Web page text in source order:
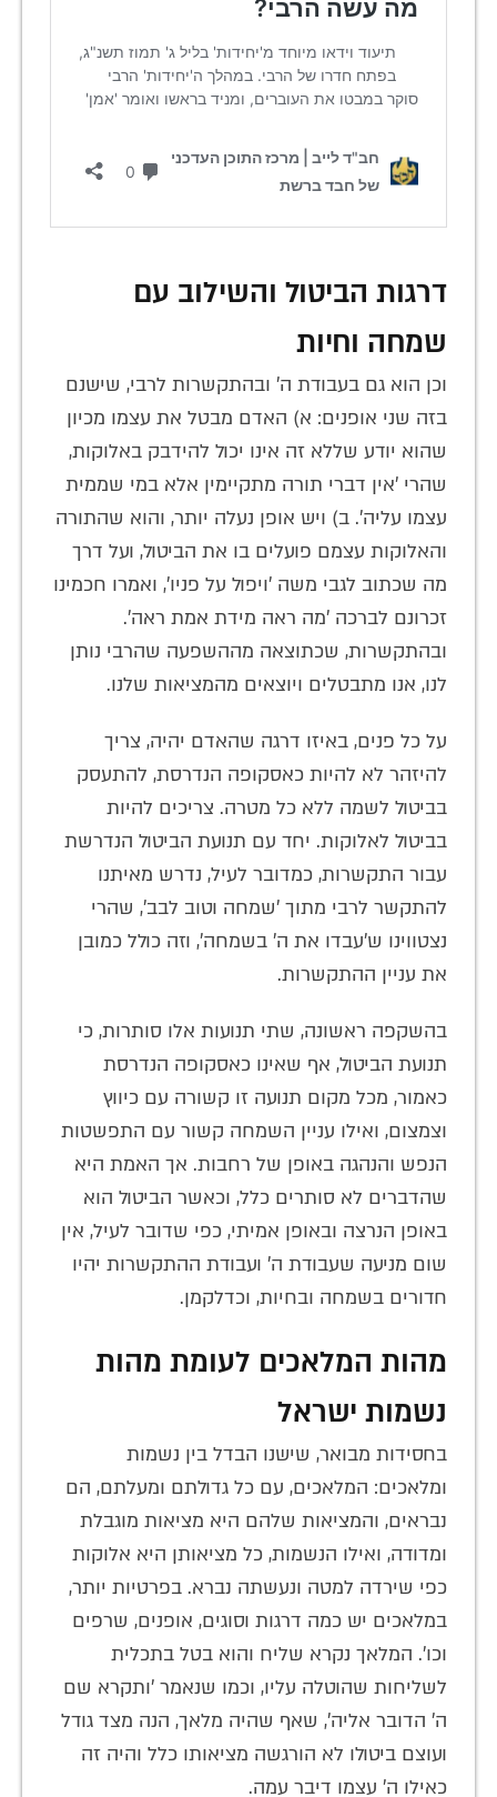
דרגות הביטול והשילוב עם
שמחה וחיות
וכן הוא גם בעבודת ה' ובהתקשרות לרבי, שישנם
בזה שני אופנים: א) האדם מבטל את עצמו מכיון
שהוא יודע שללא זה אינו יכול להידבק באלוקות,
שהרי 'אין דברי תורה מתקיימין אלא במי שממית
עצמו עליה'. ב) ויש אופן נעלה יותר, והוא שהתורה
והאלוקות עצמם פועלים בו את הביטול, ועל דרך
מה שכתוב לגבי משה 'ויפול על פניו', ואמרו חכמינו
זכרונם לברכה 'מה ראה מידת אמת ראה'.
ובהתקשרות, שכתוצאה מההשפעה שהרבי נותן
לנו, אנו מתבטלים ויוצאים מהמציאות שלנו.
על כל פנים, באיזו דרגה שהאדם יהיה, צריך
להיזהר לא להיות כאסקופה הנדרסת, להתעסק
בביטול לשמה ללא כל מטרה. צריכים להיות
בביטול לאלוקות. יחד עם תנועת הביטול הנדרשת
עבור התקשרות, כמדובר לעיל, נדרש מאיתנו
להתקשר לרבי מתוך 'שמחה וטוב לבב', שהרי
נצטווינו ש'עבדו את ה' בשמחה', וזה כולל כמובן
את עניין ההתקשרות.
בהשקפה ראשונה, שתי תנועות אלו סותרות, כי
תנועת הביטול, אף שאינו כאסקופה הנדרסת
כאמור, מכל מקום תנועה זו קשורה עם כיווץ
וצמצום, ואילו עניין השמחה קשור עם התפשטות
הנפש והנהגה באופן של רחבות. אך האמת היא
שהדברים לא סותרים כלל, וכאשר הביטול הוא
באופן הנרצה ובאופן אמיתי, כפי שדובר לעיל, אין
שום מניעה שעבודת ה' ועבודת ההתקשרות יהיו
חדורים בשמחה ובחיות, וכדלקמן.
מהות המלאכים לעומת מהות
נשמות ישראל
בחסידות מבואר, שישנו הבדל בין נשמות
ומלאכים: המלאכים, עם כל גדולתם ומעלתם, הם
נבראים, והמציאות שלהם היא מציאות מוגבלת
ומדודה, ואילו הנשמות, כל מציאותן היא אלוקות
כפי שירדה למטה ונעשתה נברא. בפרטיות יותר,
במלאכים יש כמה דרגות וסוגים, אופנים, שרפים
וכו'. המלאך נקרא שליח והוא בטל בתכלית
לשליחות שהוטלה עליו, וכמו שנאמר 'ותקרא שם
ה' הדובר אליה', שאף שהיה מלאך, הנה מצד גודל
ועוצם ביטולו לא הורגשה מציאותו כלל והיה זה
כאילו ה' עצמו דיבר עמה.